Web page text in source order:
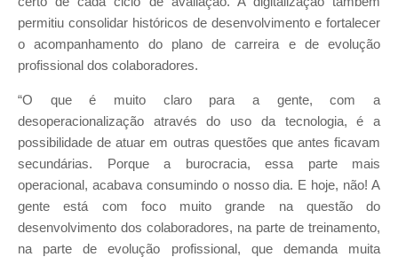
permitiu consolidar históricos de desenvolvimento e fortalecer
o acompanhamento do plano de carreira e de evolução
profissional dos colaboradores.
“O que é muito claro para a gente, com a
desoperacionalização através do uso da tecnologia, é a
possibilidade de atuar em outras questões que antes ficavam
secundárias. Porque a burocracia, essa parte mais
operacional, acabava consumindo o nosso dia. E hoje, não! A
gente está com foco muito grande na questão do
desenvolvimento dos colaboradores, na parte de treinamento,
na parte de evolução profissional, que demanda muita